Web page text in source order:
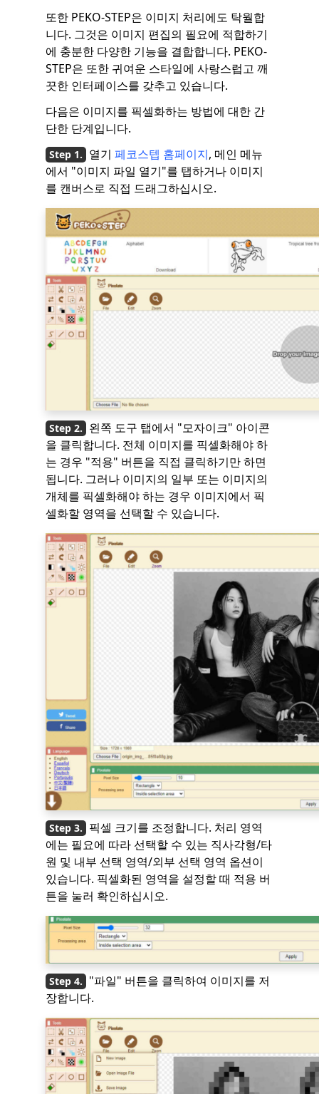
또한 PEKO-STEP은 이미지 처리에도 탁월합
니다. 그것은 이미지 편집의 필요에 적합하기
에 충분한 다양한 기능을 결합합니다. PEKO-
STEP은 또한 귀여운 스타일에 사랑스럽고 깨
끗한 인터페이스를 갖추고 있습니다.
다음은 이미지를 픽셀화하는 방법에 대한 간
단한 단계입니다.
열기 페코스텝 홈페이지, 메인 메뉴
에서 "이미지 파일 열기"를 탭하거나 이미지
를 캔버스로 직접 드래그하십시오.
왼쪽 도구 탭에서 "모자이크" 아이콘
을 클릭합니다. 전체 이미지를 픽셀화해야 하
는 경우 "적용" 버튼을 직접 클릭하기만 하면
됩니다. 그러나 이미지의 일부 또는 이미지의
개체를 픽셀화해야 하는 경우 이미지에서 픽
셀화할 영역을 선택할 수 있습니다.
픽셀 크기를 조정합니다. 처리 영역
에는 필요에 따라 선택할 수 있는 직사각형/타
원 및 내부 선택 영역/외부 선택 영역 옵션이
있습니다. 픽셀화된 영역을 설정할 때 적용 버
튼을 눌러 확인하십시오.
"파일" 버튼을 클릭하여 이미지를 저
장합니다.